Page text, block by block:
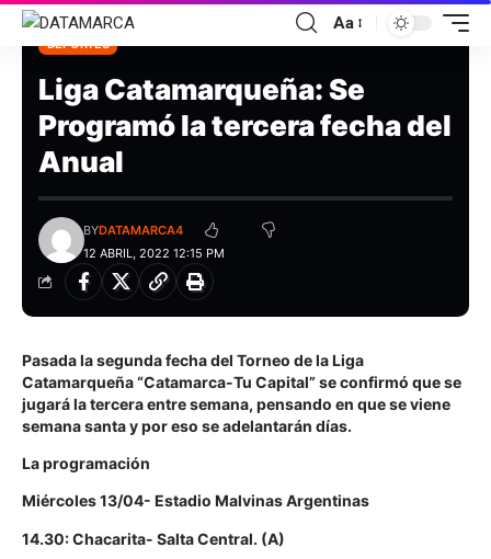
Aa
DEPORTES
Liga Catamarqueña: Se
Programó la tercera fecha del
Anual
12 ABRIL, 2022 12:15 PM
BYDATAMARCA4
Pasada la segunda fecha del Torneo de la Liga
Catamarqueña “Catamarca-Tu Capital” se confirmó que se
jugará la tercera entre semana, pensando en que se viene
semana santa y por eso se adelantarán días.
La programación
Miércoles 13/04- Estadio Malvinas Argentinas
14.30: Chacarita- Salta Central. (A)